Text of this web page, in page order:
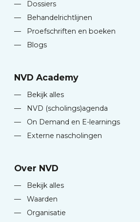
—
Dossiers
—
Behandelrichtlijnen
—
Proefschriften en boeken
—
Blogs
NVD Academy
—
Bekijk alles
—
NVD (scholings)agenda
—
On Demand en E-learnings
—
Externe nascholingen
Over NVD
—
Bekijk alles
—
Waarden
—
Organisatie